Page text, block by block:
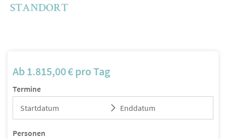
STANDORT
Ab1.815,00€pro Tag
Termine
Personen